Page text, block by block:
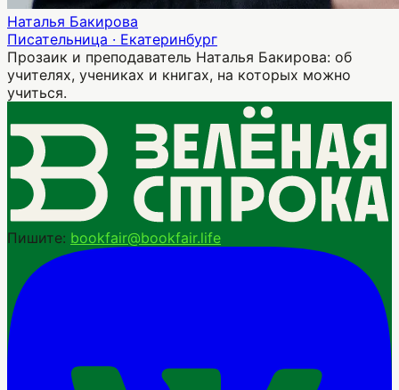
Наталья Бакирова
Писательница · Екатеринбург
Прозаик и преподаватель Наталья Бакирова: об
учителях, учениках и книгах, на которых можно
учиться.
Пишите: bookfair@bookfair.life